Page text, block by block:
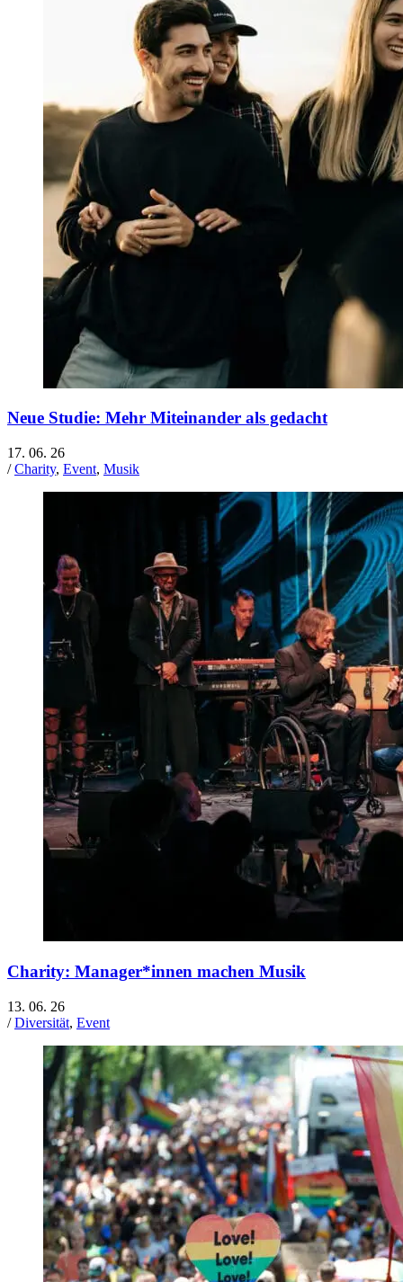
Neue Studie: Mehr Miteinander als gedacht
17. 06. 26
/Charity, Event, Musik
Charity: Manager*innen machen Musik
13. 06. 26
/Diversität, Event